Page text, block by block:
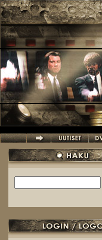
Hyppää pääsisältöön
Hakulomake